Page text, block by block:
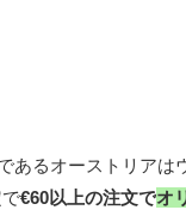
あるオーストリアは
€60以上の注文でオ